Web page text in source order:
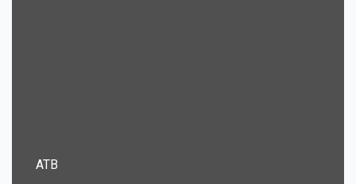
ATB